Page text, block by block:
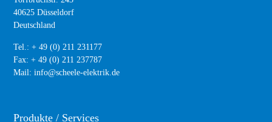
40625 Düsseldorf
Deutschland
Tel.: + 49 (0) 211 231177
Fax: + 49 (0) 211 237787
Mail:info@scheele-elektrik.de
Produkte / Services